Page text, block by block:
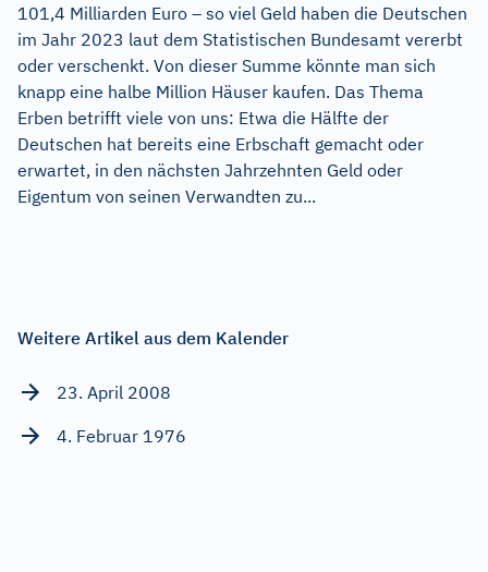
101,4 Milliarden Euro – so viel Geld haben die Deutschen
im Jahr 2023 laut dem Statistischen Bundesamt vererbt
oder verschenkt. Von dieser Summe könnte man sich
knapp eine halbe Million Häuser kaufen. Das Thema
Erben betrifft viele von uns: Etwa die Hälfte der
Deutschen hat bereits eine Erbschaft gemacht oder
erwartet, in den nächsten Jahrzehnten Geld oder
Eigentum von seinen Verwandten zu...
Weitere Artikel aus dem Kalender
23. April 2008
4. Februar 1976